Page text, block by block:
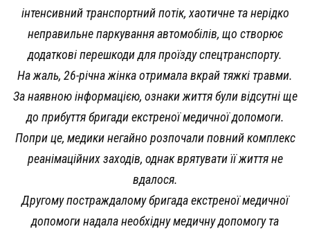
інтенсивний транспортний потік, хаотичне та нерідко
неправильне паркування автомобілів, що створює
додаткові перешкоди для проїзду спецтранспорту.
На жаль, 26-річна жінка отримала вкрай тяжкі травми.
За наявною інформацією, ознаки життя були відсутні ще
до прибуття бригади екстреної медичної допомоги.
Попри це, медики негайно розпочали повний комплекс
реанімаційних заходів, однак врятувати її життя не
вдалося.
Другому постраждалому бригада екстреної медичної
допомоги надала необхідну медичну допомогу та